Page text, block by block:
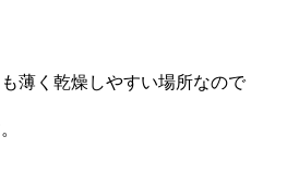
薄く乾燥しやすい場所なので